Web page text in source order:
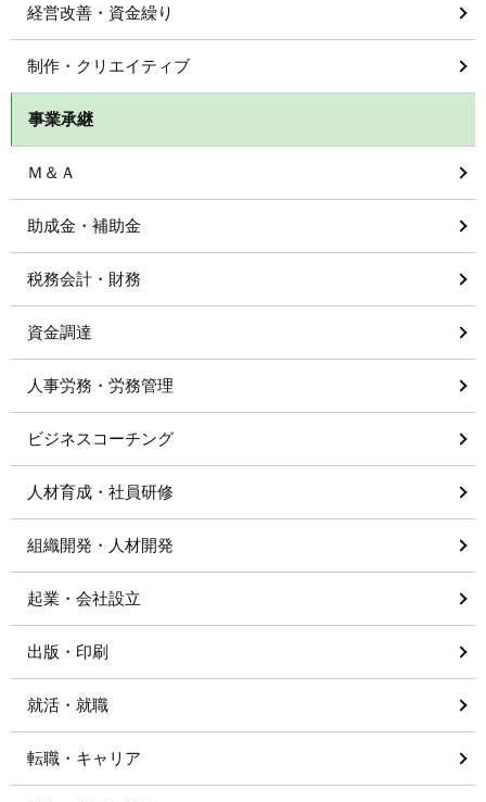
経営改善・資金繰り
制作・クリエイティブ
事業承継
Ｍ＆Ａ
助成金・補助金
税務会計・財務
資金調達
人事労務・労務管理
ビジネスコーチング
人材育成・社員研修
組織開発・人材開発
起業・会社設立
出版・印刷
就活・就職
転職・キャリア